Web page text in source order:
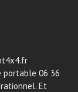
portable 06 36
Et